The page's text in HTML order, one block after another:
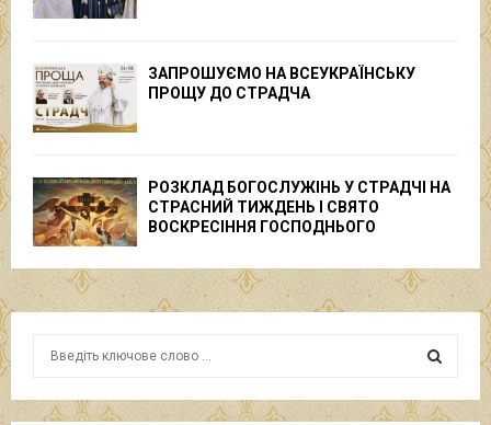
ЗАПРОШУЄМО НА ВСЕУКРАЇНСЬКУ
ПРОЩУ ДО СТРАДЧА
РОЗКЛАД БОГОСЛУЖІНЬ У СТРАДЧІ НА
СТРАСНИЙ ТИЖДЕНЬ І СВЯТО
ВОСКРЕСІННЯ ГОСПОДНЬОГО
r
S